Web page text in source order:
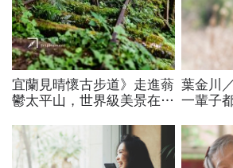
宜蘭見晴懷古步道》走進蓊
鬱太平山，世界級美景在眼
葉金川
一輩子
活得更